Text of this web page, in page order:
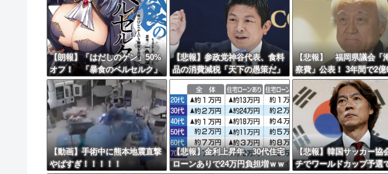
【悲報】Googleのエンジニア「AIで仕事がつまらなくなった」
8/4のニュース
日本旅行キャンセルすべきか…1万年ぶり史上最大級の火山の兆し＝韓国の
更新中止のお知らせ
海外「おめでとうタキ！」リヴァプール南野がバースデーゴール！！
【朗報】「はだしのゲン」50%
オフ！ 「暴食のベルセルク」
14巻無料ｗｗｗｗｗｗ
【悲報】参政党神谷代表、食料
品の消費減税「天下の愚策だ」
と批判ｗｗｗｗｗｗｗｗｗｗｗ
ｗ
【悲報】 福岡県議会「
察費」公表！ 3年間で2億
万円ｗｗｗｗｗｗｗｗｗ
【動画】手術中に熊本地震直撃
やばすぎ！！！！！
【悲報】金利上昇年、30代住宅
ローンありで24万円負担増ｗｗ
【悲報】韓国サッカー協
チでワールドカップ予選